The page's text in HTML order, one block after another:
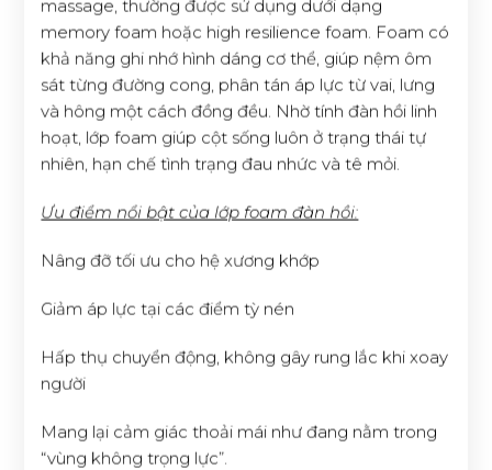
massage, thường được sử dụng dưới dạng
memory foam hoặc high resilience foam. Foam có
khả năng ghi nhớ hình dáng cơ thể, giúp nệm ôm
sát từng đường cong, phân tán áp lực từ vai, lưng
và hông một cách đồng đều. Nhờ tính đàn hồi linh
hoạt, lớp foam giúp cột sống luôn ở trạng thái tự
nhiên, hạn chế tình trạng đau nhức và tê mỏi.
Ưu điểm nổi bật của lớp foam đàn hồi:
Nâng đỡ tối ưu cho hệ xương khớp
Giảm áp lực tại các điểm tỳ nén
Hấp thụ chuyển động, không gây rung lắc khi xoay
người
Mang lại cảm giác thoải mái như đang nằm trong
“vùng không trọng lực”.